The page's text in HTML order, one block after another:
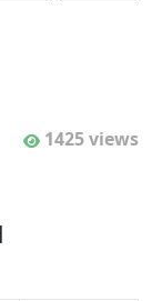
1425 views